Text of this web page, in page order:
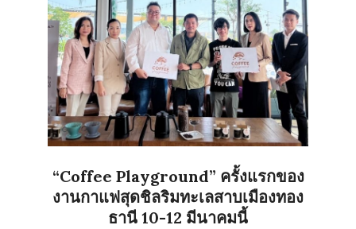
“Coffee Playground” ครั้งแรกของ
งานกาแฟสุดชิลริมทะเลสาบเมืองทอง
ธานี 10-12 มีนาคมนี้